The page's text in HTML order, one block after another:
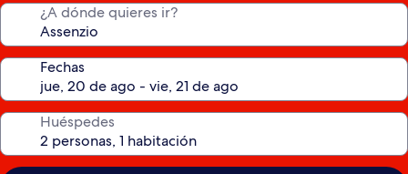
¿A dónde quieres ir?
Fechas
Huéspedes